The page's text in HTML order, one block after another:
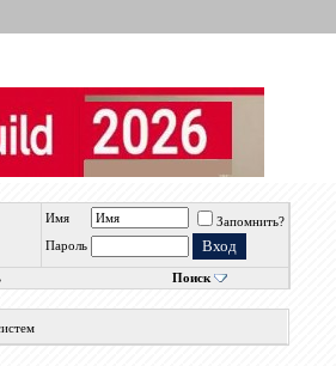
Имя
Запомнить?
Пароль
Поиск